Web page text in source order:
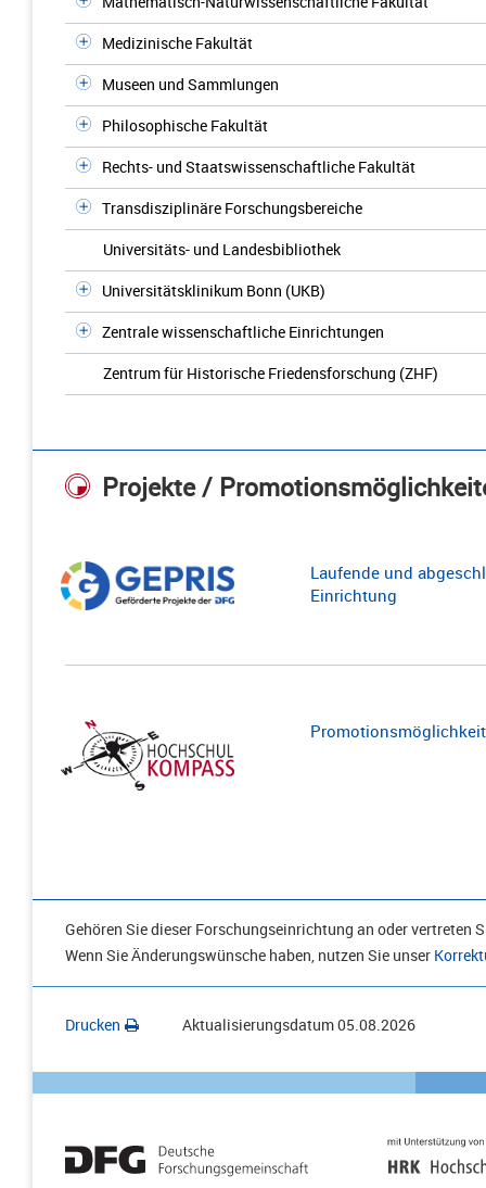
Medizinische Fakultät
Museen und Sammlungen
Philosophische Fakultät
Rechts- und Staatswissenschaftliche Fakultät
Transdisziplinäre Forschungsbereiche
Universitäts- und Landesbibliothek
Universitätsklinikum Bonn (UKB)
Zentrale wissenschaftliche Einrichtungen
Zentrum für Historische Friedensforschung (ZHF)
Projekte /
Laufende und
Einrichtung
Gehören Sie dieser Forschungseinrichtung an oder vertreten
Wenn Sie Änderungswünsche haben, nutzen Sie unser
Drucken Aktualisierungsdatum05.08.2026